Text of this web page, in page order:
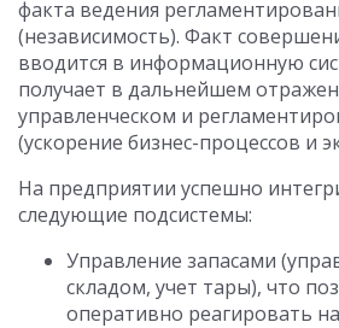
факта ведения
(независимость). Факт
вводится в информационную
получает в дальнейшем
управленческом и
(ускорение бизнес-процессов и
На предприятии успешно
следующие подсистемы:
Управление запасами
складом, учет тары), что
оперативно реагировать